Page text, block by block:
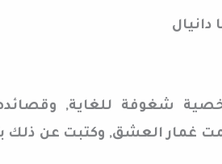
دانيال
شغوفة للغاية,
غمار العشق, وكتبت عن ذلك